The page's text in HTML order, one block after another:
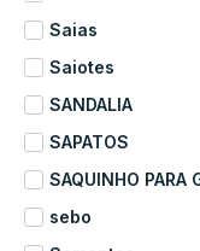
Saias
Saiotes
SANDALIA
SAPATOS
SAQUINHO PARA
sebo